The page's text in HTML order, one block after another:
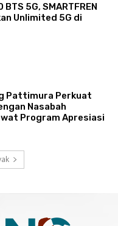
5G, SMARTFREN
Unlimited 5G di
Pattimura Perkuat
Nasabah
Program Apresiasi